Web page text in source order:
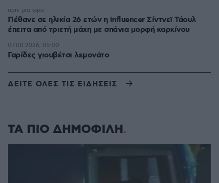
Πέθανε σε ηλικία 26 ετών η influencer Σίντνεϊ Τάουλ
έπειτα από τριετή μάχη με σπάνια μορφή καρκίνου
πριν μία ώρα
Γαρίδες γιουβέτσι λεμονάτο
07.08.2026, 05:00
ΔΕΙΤΕ ΟΛΕΣ ΤΙΣ ΕΙΔΗΣΕΙΣ
ΤΑ ΠΙΟ ΔΗΜΟΦΙΛΗ